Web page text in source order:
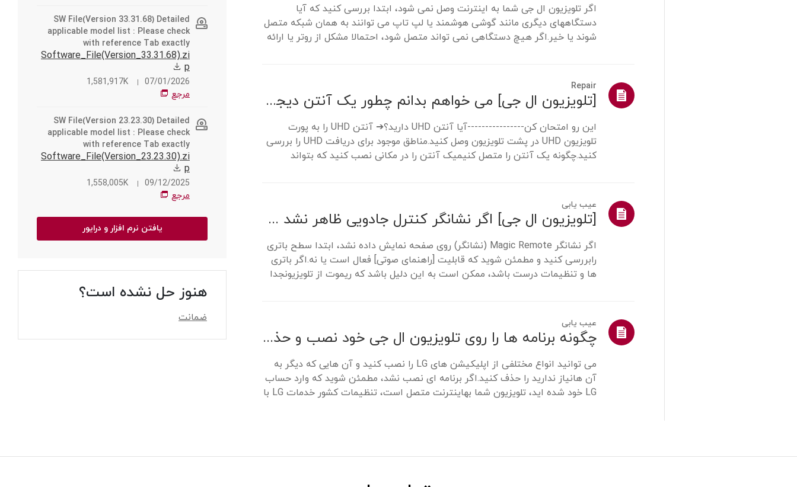
اگر تلویزیون ال جی شما به اینترنت وصل نمی شود، ابتدا بررسی کنید که آیا
دستگاههای دیگری مانند گوشی هوشمند یا لپ تاپ می توانند به همان شبکه متصل
شوند یا خیر.اگر هیچ دستگاهی نمی تواند متصل شود، احتمالا مشکل از روتر یا ارائه
Repair
[تلویزیون ال جی] می خواهم بدانم چطور یک آنتن دیجیتال (UHD) نصب و وصل کنم و تلویزیون تماشا کنم
این رو امتحان کن----------------آیا آنتن UHD دارید؟➔ آنتن UHD را به پورت
تلویزیون UHD در پشت تلویزیون وصل کنید.مناطق موجود برای دریافت UHD را بررسی
کنید.چگونه یک آنتن را متصل کنیمیک آنتن را در مکانی نصب کنید که بتواند
عیب یابی
[تلویزیون ال جی] اگر نشانگر کنترل جادویی ظاهر نشد چه باید کرد
اگر نشانگر Magic Remote (نشانگر) روی صفحه نمایش داده نشد، ابتدا سطح باتری
رابررسی کنید و مطمئن شوید که قابلیت [راهنمای صوتی] فعال است یا نه.اگر باتری
ها و تنظیمات درست باشد، ممکن است به این دلیل باشد که ریموت از تلویزیونجدا
عیب یابی
چگونه برنامه ها را روی تلویزیون ال جی خود نصب و حذف کنیم
می توانید انواع مختلفی از اپلیکیشن های LG را نصب کنید و آن هایی که دیگر به
آن هانیاز ندارید را حذف کنید.اگر برنامه ای نصب نشد، مطمئن شوید که وارد حساب
LG خود شده اید، تلویزیون شما بهاینترنت متصل است، تنظیمات کشور خدمات LG با
SW File(Version 33.31.68) Detailed
applicable model list : Please check
with reference Tab exactly
Software_File(Version_33.31.68).zi
p
07/01/2026
1,581,917K
مرجع
SW File(Version 23.23.30) Detailed
applicable model list : Please check
with reference Tab exactly
Software_File(Version_23.23.30).zi
p
09/12/2025
1,558,005K
مرجع
یافتن نرم افزار و درایور
هنوز حل نشده است؟
ضمانت